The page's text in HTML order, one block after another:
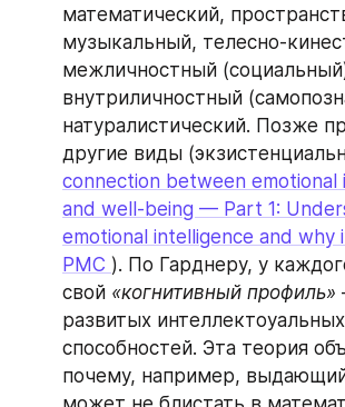
математический,
музыкальный, телесно-
межличностный
внутриличностный
натуралистический. Позже
другие виды
connection between emotional
and well-being — Part 1:
emotional intelligence and why
PMC ). По Гарднеру, у
свой «когнитивный профиль»
развитых интеллектоуальных
способностей. Эта теория
почему, например,